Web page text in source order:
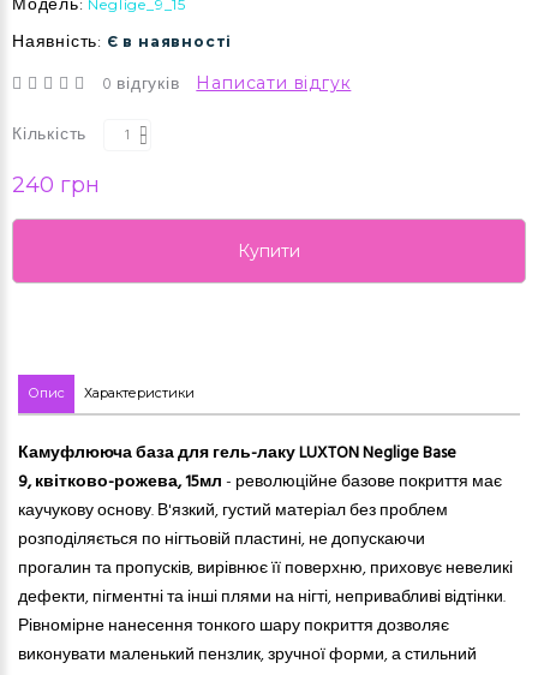
Neglige_9_15
Наявність: Є в наявності
0 відгуків Написати відгук
Кількість
240 грн
Купити
Опис Характеристики
Камуфлююча база для гель-лаку LUXTON Neglige Base
9,квітково-рожева,15мл- революційне базове покриття має
каучукову основу. В'язкий, густий матеріал без проблем
розподіляється по нігтьовій пластині, не допускаючи
прогалинтапропусків, вирівнює її поверхню, приховує невеликі
дефекти, пігментні та інші плями на нігті, непривабливі відтінки.
Рівномірне нанесення тонкого шару покриття дозволяє
виконувати маленький пензлик, зручної форми, а стильний